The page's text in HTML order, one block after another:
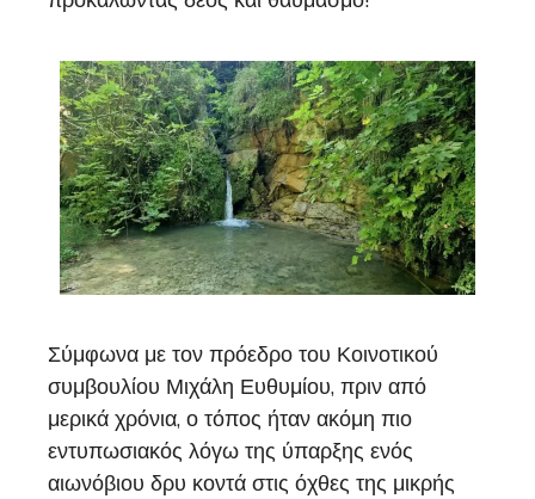
Σύμφωνα με τον πρόεδρο του Κοινοτικού
συμβουλίου Μιχάλη Ευθυμίου, πριν από
μερικά χρόνια, ο τόπος ήταν ακόμη πιο
εντυπωσιακός λόγω της ύπαρξης ενός
αιωνόβιου δρυ κοντά στις όχθες της μικρής